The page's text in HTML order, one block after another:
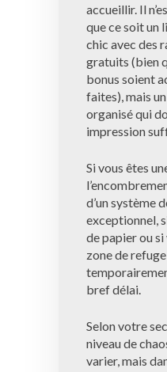
accueillir. Il
que ce soit un
chic avec des
gratuits (bien
bonus soient
faites), mais
organisé qui
impression
Si vous êtes
d’un système
exceptionnel,
de papier ou
zone de
bref délai.
Selon votre
niveau de
varier, mais